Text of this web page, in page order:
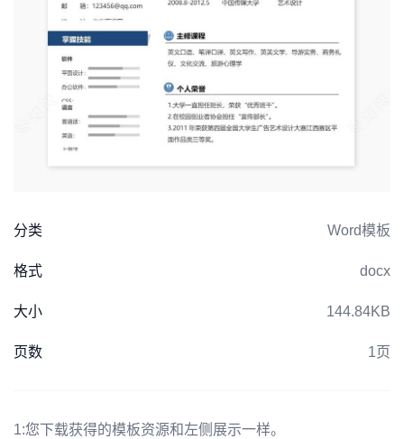
分类 Word模板
格式 docx
大小 144.84KB
页数 1页
1:您下载获得的模板资源和左侧展示一样。